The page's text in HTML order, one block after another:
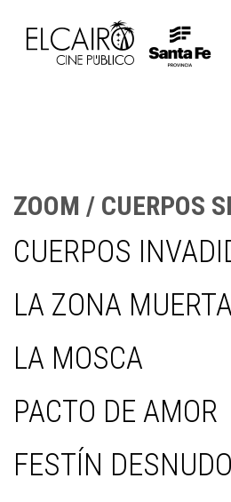
EL CINE
ZOOM / CUERPOS
CUERPOS
LA ZONA MUERTA
LA MOSCA
PACTO DE AMOR
FESTÍN DESNUDO